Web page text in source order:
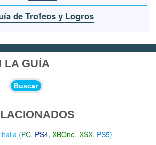
de Trofeos y Logros
LA GUÍA
Buscar
(PC, PS4,XBOne,XSX, PS5)